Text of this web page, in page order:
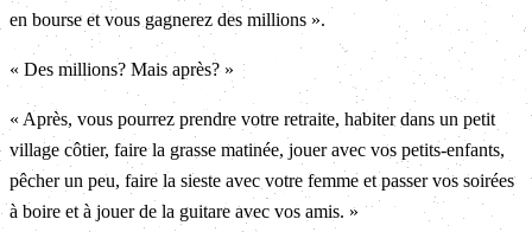
en bourse et vous gagnerez des millions ».
« Des millions? Mais après? »
« Après, vous pourrez prendre votre retraite, habiter dans un petit
village côtier, faire la grasse matinée, jouer avec vos petits-enfants,
pêcher un peu, faire la sieste avec votre femme et passer vos soirées
à boire et à jouer de la guitare avec vos amis. »